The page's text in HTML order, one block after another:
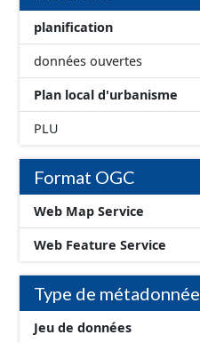
planification
données ouvertes
Plan local d'urbanisme
PLU
Format OGC
Web Map Service
Web Feature Service
Type de métadonnée
Jeu de données